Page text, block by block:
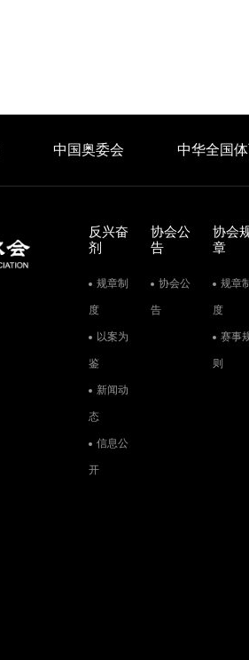
中国奥委会 中华全国
反兴奋
剂
规章制
度
以案为
鉴
新闻动
态
信息公
开
协会公
告
协会公
告
协会
章
规章制
度
赛事
则